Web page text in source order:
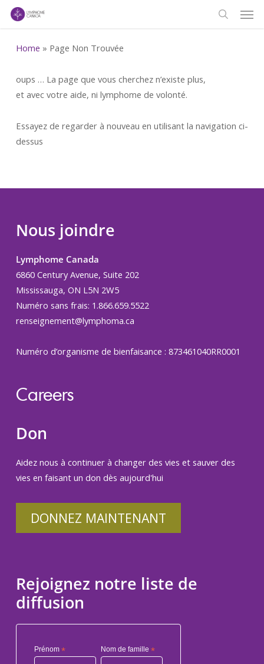
Skip
contentHome » Page Non Trouvée
oups … La page que vous cherchez n’existe plus,
et avec votre aide, ni lymphome de volonté.
Essayez de regarder à nouveau en utilisant la navigation ci-
dessus
Nous joindre
Lymphome Canada
6860 Century Avenue, Suite 202
Mississauga, ON L5N 2W5
Numéro sans frais: 1.866.659.5522
renseignement@lymphoma.ca
Numéro d’organisme de bienfaisance : 873461040RR0001
Careers
Don
Aidez nous à continuer à changer des vies et sauver des
vies en faisant un don dès aujourd'hui
DONNEZ MAINTENANT
Rejoignez notre liste de
diffusion
Prénom * Nom de famille*